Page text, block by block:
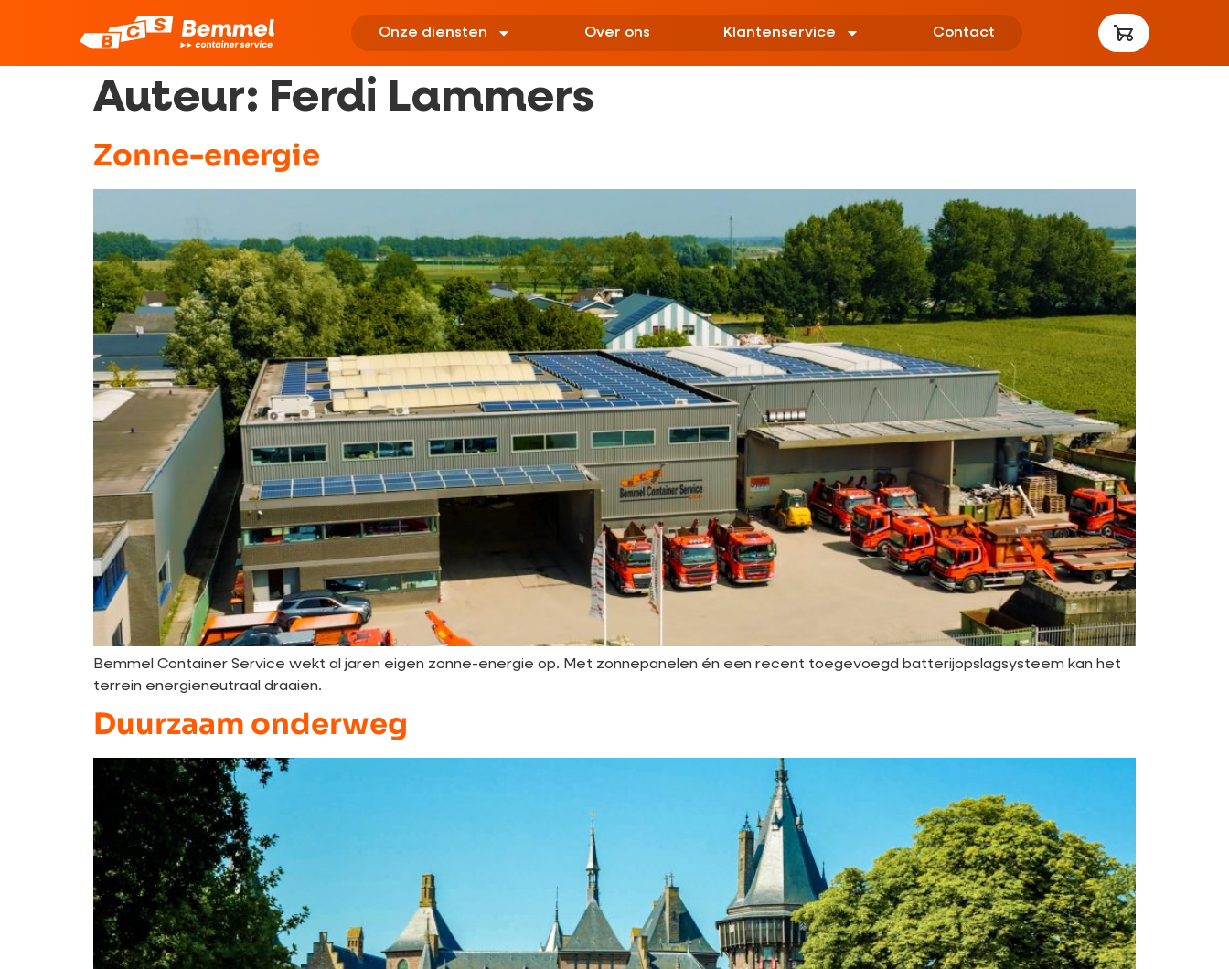
Onze diensten Over ons Klantenservice Contact
Auteur: Ferdi Lammers
Zonne-energie
Bemmel Container Service wekt al jaren eigen zonne-energie op. Met zonnepanelen én een recent toegevoegd batterijopslagsysteem kan het
terrein energieneutraal draaien.
Duurzaam onderweg